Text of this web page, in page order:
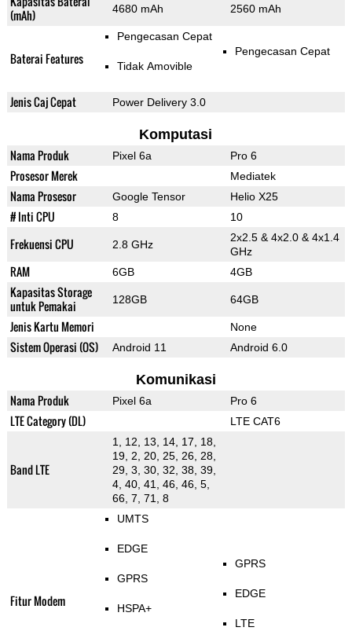
(mAh)
4680 mAh 2560 mAh
Baterai Features
Pengecasan Cepat
Tidak Amovible
Pengecasan Cepat
Jenis Caj Cepat Power Delivery 3.0
Komputasi
Nama Produk Pixel 6a Pro 6
Prosesor Merek Mediatek
Nama Prosesor Google Tensor Helio X25
# Inti CPU 8 10
Frekuensi CPU 2.8 GHz
2x2.5 & 4x2.0 & 4x1.4
GHz
RAM 6GB 4GB
Kapasitas Storage
untuk Pemakai
128GB 64GB
Jenis Kartu Memori None
Sistem Operasi (OS) Android 11 Android 6.0
Komunikasi
Nama Produk Pixel 6a Pro 6
LTE Category (DL) LTE CAT6
Band LTE
1, 12, 13, 14, 17, 18,
19, 2, 20, 25, 26, 28,
29, 3, 30, 32, 38, 39,
4, 40, 41, 46, 46, 5,
66, 7, 71, 8
Fitur Modem
UMTS
EDGE
GPRS
HSPA+
GPRS
EDGE
LTE